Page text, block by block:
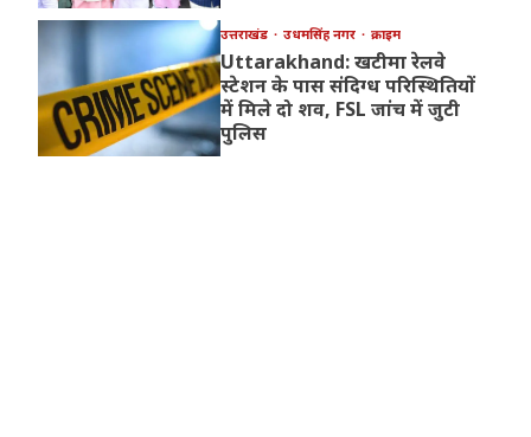
उत्तराखंड उधमसिंह नगर क्राइम
Uttarakhand: खटीमा रेलवे
स्टेशन के पास संदिग्ध परिस्थितियों
में मिले दो शव, FSL जांच में जुटी
पुलिस